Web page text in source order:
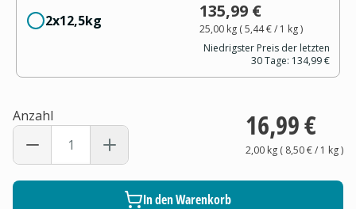
2x12,5kg 135,99 €
25,00 kg(5,44 €/ 1 kg)
Niedrigster Preis der letzten
30 Tage: 134,99 €
Anzahl 16,99 €
2,00 kg( 8,50 €/ 1 kg)
In den Warenkorb